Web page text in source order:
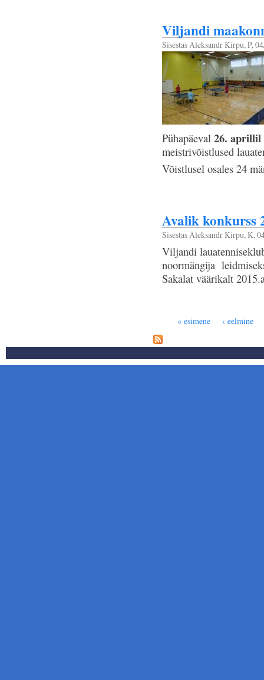
Viljandi
SisestasAleksandr Kirpu, P,
Pühapäeval 26. aprillil
meistrivõistlused
Võistlusel osales 24
Avalik konkurss
SisestasAleksandr Kirpu, K,
Viljandi
noormängija
Sakalat väärikalt
Lehed« esimene ‹ eelmine